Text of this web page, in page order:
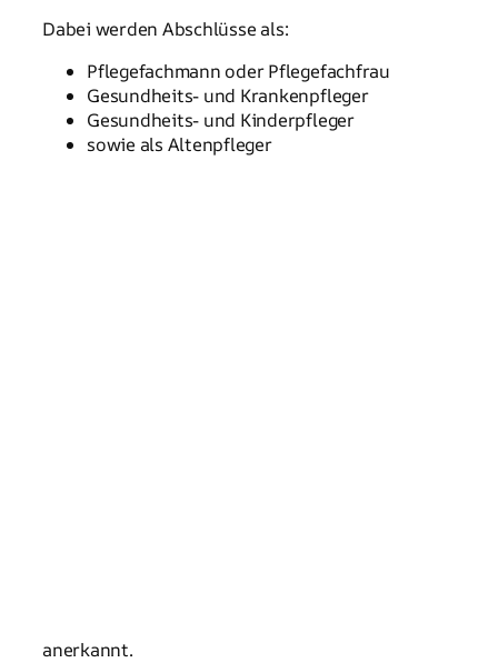
Dabei werden Abschlüsse als:
Pflegefachmann oder Pflegefachfrau
Gesundheits- und Krankenpfleger
Gesundheits- und Kinderpfleger
sowie als Altenpfleger
anerkannt.